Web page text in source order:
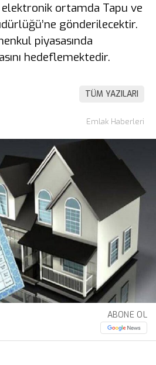
ortamda Tapu ve
gönderilecektir.
piyasasında
hedeflemektedir.
TÜM YAZILARI
Emlak Haberleri
ABONE OL